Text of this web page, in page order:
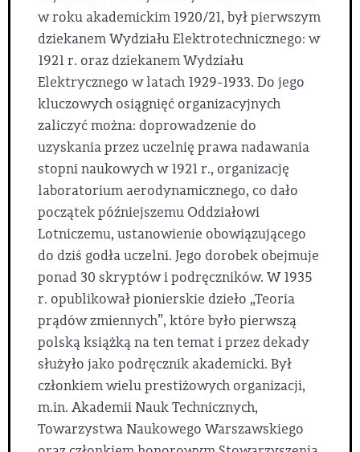
w roku akademickim 1920/21, był pierwszym
dziekanem Wydziału Elektrotechnicznego: w
1921 r. oraz dziekanem Wydziału
Elektrycznego w latach 1929-1933. Do jego
kluczowych osiągnięć organizacyjnych
zaliczyć można: doprowadzenie do
uzyskania przez uczelnię prawa nadawania
stopni naukowych w 1921 r., organizację
laboratorium aerodynamicznego, co dało
początek późniejszemu Oddziałowi
Lotniczemu, ustanowienie obowiązującego
do dziś godła uczelni. Jego dorobek obejmuje
ponad 30 skryptów i podręczników. W 1935
r. opublikował pionierskie dzieło „Teoria
prądów zmiennych”, które było pierwszą
polską książką na ten temat i przez dekady
służyło jako podręcznik akademicki. Był
członkiem wielu prestiżowych organizacji,
m.in. Akademii Nauk Technicznych,
Towarzystwa Naukowego Warszawskiego